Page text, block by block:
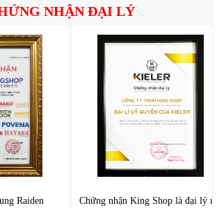
NHẬN ĐẠI LÝ
Raiden
Chứng nhận King Shop là đại lý